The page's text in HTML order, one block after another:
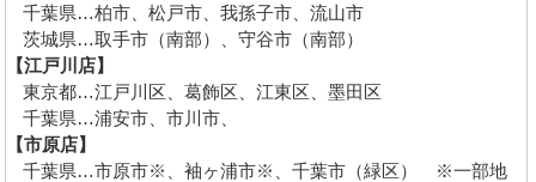
千葉県…柏市、松戸市、我孫子市、流山市
茨城県…取手市（南部）、守谷市（南部）
【江戸川店】
東京都…江戸川区、葛飾区、江東区、墨田区
千葉県…浦安市、市川市、
【市原店】
千葉県…市原市※、袖ヶ浦市※、千葉市（緑区） ※一部地